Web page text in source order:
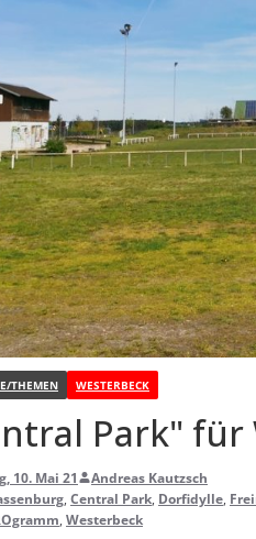
THEMEN WESTERBECK
Park" für
10. Mai 21
Andreas Kautzsch
, Central Park, Dorfidylle,
, Westerbeck